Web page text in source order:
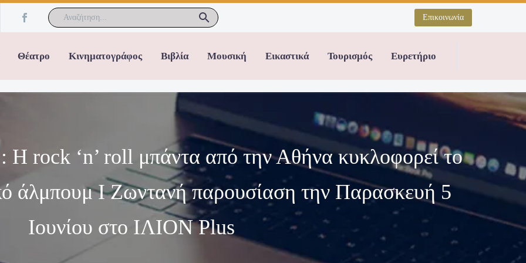
Επικοινωνία
Θέατρο Κινηματογράφος Βιβλία Μουσική Εικαστικά Τουρισμός Ευρετήριο
Η rock ‘n’ roll μπάντα από την Αθήνα κυκλοφορεί το
άλμπουμ I Ζωντανή παρουσίαση την Παρασκευή 5
Ιουνίου στο ΙΛΙΟΝ Plus